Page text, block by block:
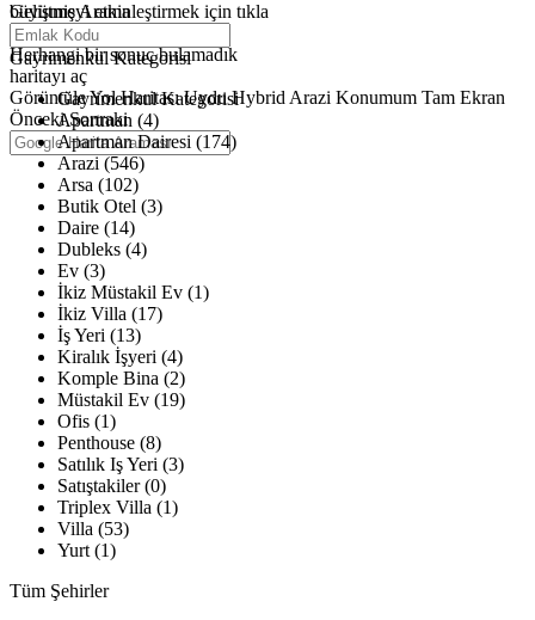
büyütmeyi etkinleştirmek için tıkla
Haritalar yükleniyor
Herhangi bir sonuç bulamadık
haritayı aç
GörüntüleYol Haritası Uydu Hybrid Arazi Konumum Tam Ekran
Önceki Sonraki
Gelişmiş Arama
Gayrimenkul Kategorisi
Gayrimenkul Kategorisi
Apartman (4)
Apartman Dairesi (174)
Arazi (546)
Arsa (102)
Butik Otel (3)
Daire (14)
Dubleks (4)
Ev (3)
İkiz Müstakil Ev (1)
İkiz Villa (17)
İş Yeri (13)
Kiralık İşyeri (4)
Komple Bina (2)
Müstakil Ev (19)
Ofis (1)
Penthouse (8)
Satılık Iş Yeri (3)
Satıştakiler (0)
Triplex Villa (1)
Villa (53)
Yurt (1)
Tüm Şehirler